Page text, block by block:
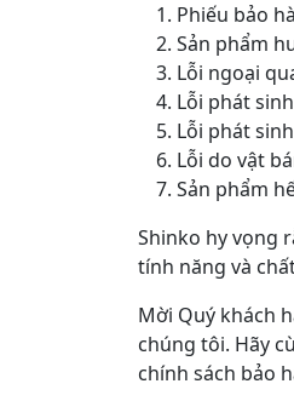
Phiếu bảo
Sản phẩm
Lỗi ngoại
Lỗi phát
Lỗi phát
Lỗi do vật
Sản phẩm
Shinko hy vọng
tính năng và
Mời Quý khách
chúng tôi. Hãy
chính sách bảo